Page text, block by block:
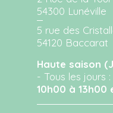
54300 Lunéville
5 rue des
54120 Baccarat
Haute saison
- Tous les jours :
10h00 à 13h00